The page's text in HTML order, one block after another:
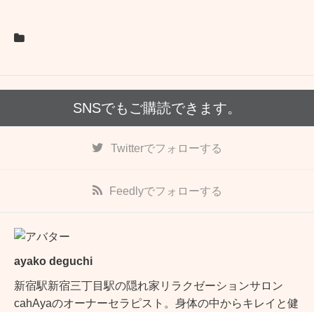
k
SNSでもご購読できます。
Twitterでフォローする
Feedlyでフォローする
ayako deguchi
新宿駅新宿三丁目駅の隠れ家リラクゼーションサロン
cahAyaのオーナーセラピスト。身体の中からキレイと健